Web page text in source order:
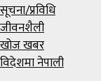
सूचना/प्रविधि
जीवनशैली
खोज खबर
विदेशमा नेपाली